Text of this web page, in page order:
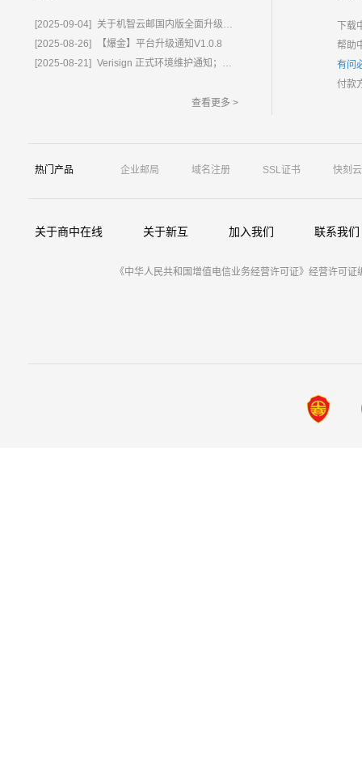
[2025-09-04]
关于机智云邮国内版全面升级为%E2%80%9C鲸炫邮%E2%80%9D的通知
[2025-08-26]
【爆金】平台升级通知V1.0.8
[2025-08-21] Verisign 正式环境维护通知；含域名.com/.net
查看更多 >
下载
帮助
有问
付款
热门产品 企业邮局 域名注册 SSL证书 快刻云
关于商中在线 关于新互 加入我们 联系我们
《中华人民共和国增值电信业务经营许可证》经营许可